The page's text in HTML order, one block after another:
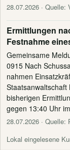
28.07.2026 · Quelle:
Ermittlungen
Festnahme
Gemeinsame
0915 Nach
nahmen
Staatsanwaltschaft
bisherigen
gegen 13:40 Uhr
28.07.2026 · Quelle:
Lokal eingelesene